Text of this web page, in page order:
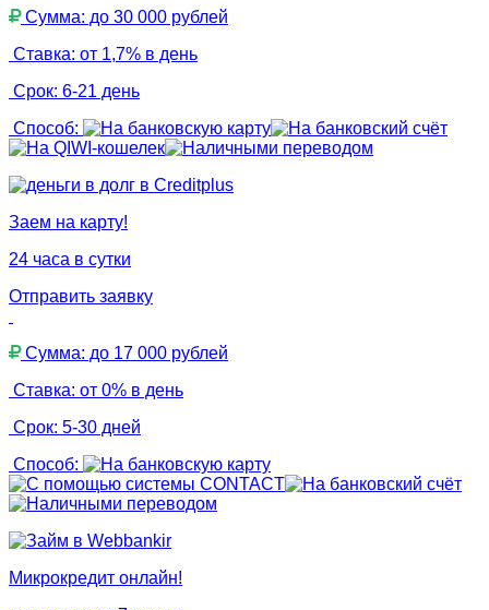
Сумма: до 30 000 рублей
Ставка: от 1,7% в день
Срок: 6-21 день
Способ:
Заем на карту!
24 часа в сутки
Отправить заявку
Сумма: до 17 000 рублей
Ставка: от 0% в день
Срок: 5-30 дней
Способ:
Микрокредит онлайн!